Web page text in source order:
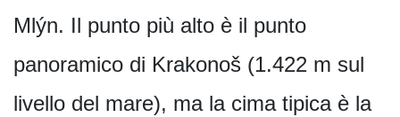
Mlýn. Il punto più alto è il punto
panoramico di Krakonoš (1.422 m sul
livello del mare), ma la cima tipica è la